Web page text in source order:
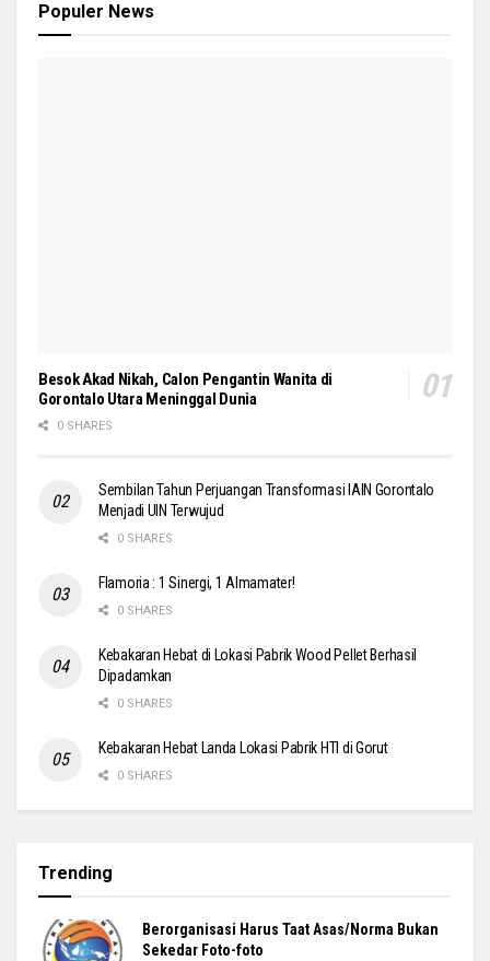
Populer News
Besok Akad Nikah, Calon Pengantin Wanita di
Gorontalo Utara Meninggal Dunia
0 SHARES
Sembilan Tahun Perjuangan Transformasi IAIN Gorontalo
Menjadi UIN Terwujud
0 SHARES
Flamoria : 1 Sinergi, 1 Almamater!
0 SHARES
Kebakaran Hebat di Lokasi Pabrik Wood Pellet Berhasil
Dipadamkan
0 SHARES
Kebakaran Hebat Landa Lokasi Pabrik HTI di Gorut
0 SHARES
Trending
Berorganisasi Harus Taat Asas/Norma Bukan
Sekedar Foto-foto